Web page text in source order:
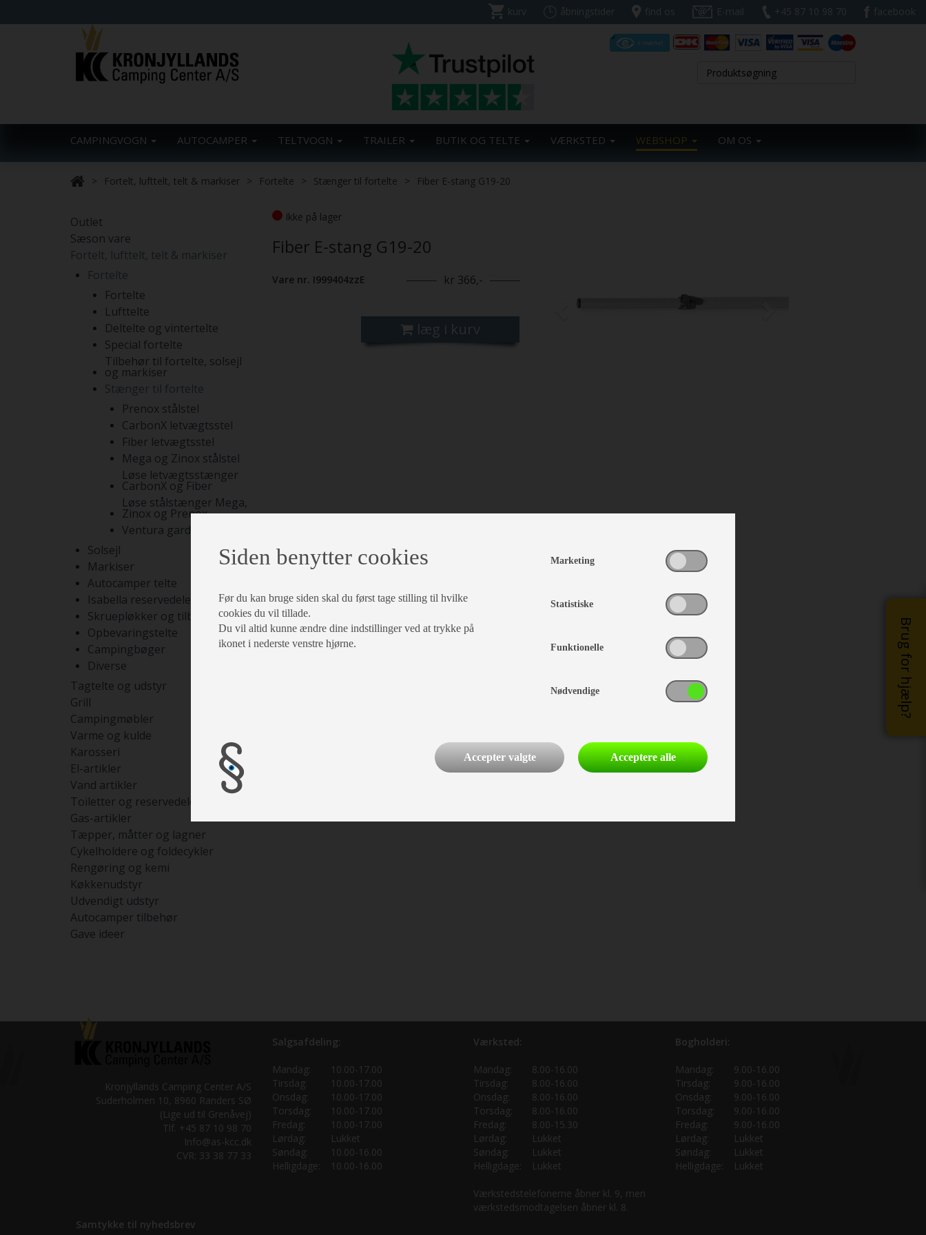
kurv åbningstider find os E-mail +45 87 10 98 70 facebook
CAMPINGVOGN AUTOCAMPER TELTVOGN TRAILER BUTIK OG TELTE VÆRKSTED WEBSHOP OM OS
Brug for hjælp?
Fortelt, lufttelt, telt & markiser Fortelte Stænger til fortelte Fiber E-stang G19-20
Outlet
Sæson vare
Fortelt, lufttelt, telt & markiser
Fortelte
Fortelte
Lufttelte
Deltelte og vintertelte
Special fortelte
Tilbehør til fortelte, solsejl
og markiser
Stænger til fortelte
Prenox stålstel
CarbonX letvægtsstel
Fiber letvægtsstel
Mega og Zinox stålstel
Løse letvægtsstænger
CarbonX og Fiber
Løse stålstænger Mega,
Zinox og Prenox
Ventura gardinstænger
Solsejl
Markiser
Autocamper telte
Isabella reservedele
Skruepløkker og tilbehør
Opbevaringstelte
Campingbøger
Diverse
Tagtelte og udstyr
Grill
Campingmøbler
Varme og kulde
Karosseri
El-artikler
Vand artikler
Toiletter og reservedele
Gas-artikler
Tæpper, måtter og lagner
Cykelholdere og foldecykler
Rengøring og kemi
Køkkenudstyr
Udvendigt udstyr
Autocamper tilbehør
Gave ideer
Ikke på lager
Fiber E-stang G19-20
Vare nr. I999404zzE kr 366,-
læg i kurv
Kronjyllands Camping Center A/S
Suderholmen 10, 8960 Randers SØ
(Lige ud til Grenåvej)
Tlf. +45 87 10 98 70
Info@as-kcc.dk
CVR: 33 38 77 33
Samtykke til nyhedsbrev
Salgsafdeling:
Mandag:
10.00-17.00
Tirsdag:
10.00-17.00
Onsdag:
10.00-17.00
Torsdag:
10.00-17.00
Fredag:
10.00-17.00
Lørdag:
Lukket
Søndag:
10.00-16.00
Helligdage:
10.00-16.00
Værksted:
Mandag:
8.00-16.00
Tirsdag:
8.00-16.00
Onsdag:
8.00-16.00
Torsdag:
8.00-16.00
Fredag:
8.00-15.30
Lørdag:
Lukket
Søndag:
Lukket
Helligdage:
Lukket
Værkstedstelefonerne åbner kl. 9, men
værkstedsmodtagelsen åbner kl. 8.
Bogholderi:
Mandag:
9.00-16.00
Tirsdag:
9.00-16.00
Onsdag:
9.00-16.00
Torsdag:
9.00-16.00
Fredag:
9.00-16.00
Lørdag:
Lukket
Søndag:
Lukket
Helligdage:
Lukket
Siden benytter cookies
Før du kan bruge siden skal du først tage stilling til hvilke
cookies du vil tillade.
Du vil altid kunne ændre dine indstillinger ved at trykke på
ikonet i nederste venstre hjørne.
Marketing
Statistiske
Funktionelle
Nødvendige
Accepter valgte Acceptere alle